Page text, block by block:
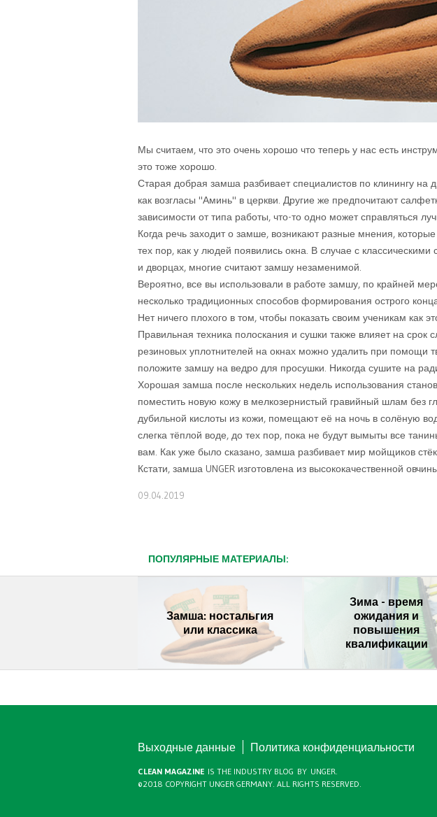
Мы считаем, что это очень хорошо что теперь у нас есть
это тоже хорошо.
Старая добрая замша разбивает специалистов по клинингу
как возгласы "Аминь" в церкви. Другие же предпочитают
зависимости от типа работы, что-то одно может справляться
Когда речь заходит о замше, возникают разные мнения,
тех пор, как у людей появились окна. В случае с
и дворцах, многие считают замшу незаменимой.
Вероятно, все вы использовали в работе замшу, по крайней
несколько традиционных способов формирования острого
Нет ничего плохого в том, чтобы показать своим ученикам как
Правильная техника полоскания и сушки также влияет на
резиновых уплотнителей на окнах можно удалить при помощи
положите замшу на ведро для просушки. Никогда сушите на
Хорошая замша после нескольких недель использования
поместить новую кожу в мелкозернистый гравийный шлам без
дубильной кислоты из кожи, помещают её на ночь в солёную
слегка тёплой воде, до тех пор, пока не будут вымыты все
вам. Как уже было сказано, замша разбивает мир мойщиков
Кстати, замша UNGER изготовлена из высококачественной
09.04.2019
ПОПУЛЯРНЫЕ МАТЕРИАЛЫ:
Замша: ностальгия
или классика
Зима - время
ожидания и
повышения
квалификации
Выходные данные Политика конфиденциальности
CLEAN MAGAZINE IS THE INDUSTRY BLOG BY UNGER
©2018 COPYRIGHT UNGER GERMANY . ALL RIGHTS RESERVED.